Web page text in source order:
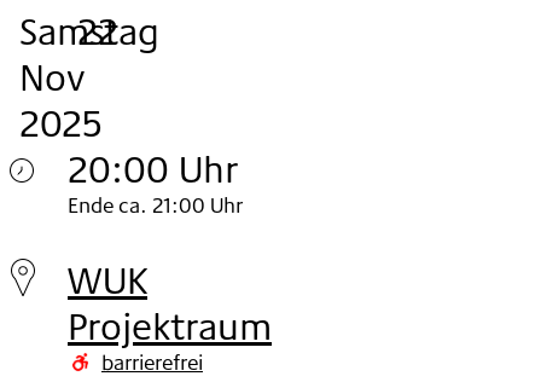
Samstag
, 22
.
Nov
2025
.
20:00 Uhr
Samstag
22.
Nov
2025
Ende ca. 21:00 Uhr
WUK
Projektraum
barrierefrei